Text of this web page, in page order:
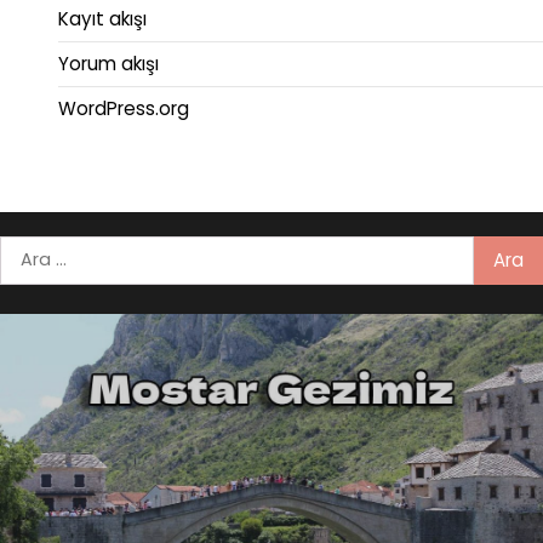
Kayıt akışı
Yorum akışı
WordPress.org
Arama: